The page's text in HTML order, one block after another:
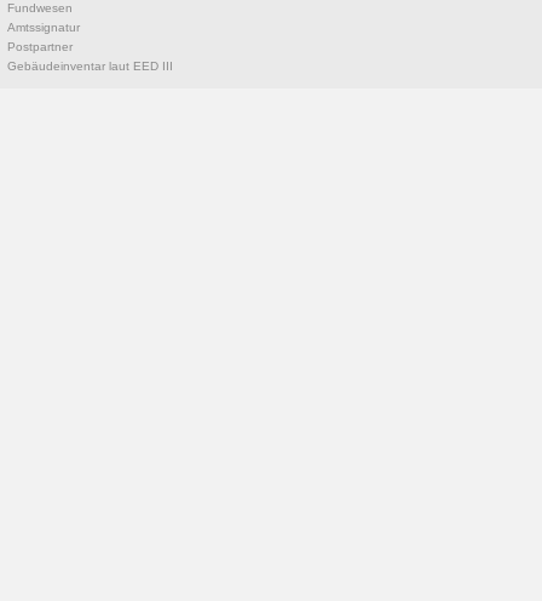
Fundwesen
Amtssignatur
Postpartner
Gebäudeinventar laut EED III